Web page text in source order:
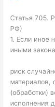
Статья 705.
РФ)
1. Если иное
иными
риск
материалов,
(обработки)
исполнения